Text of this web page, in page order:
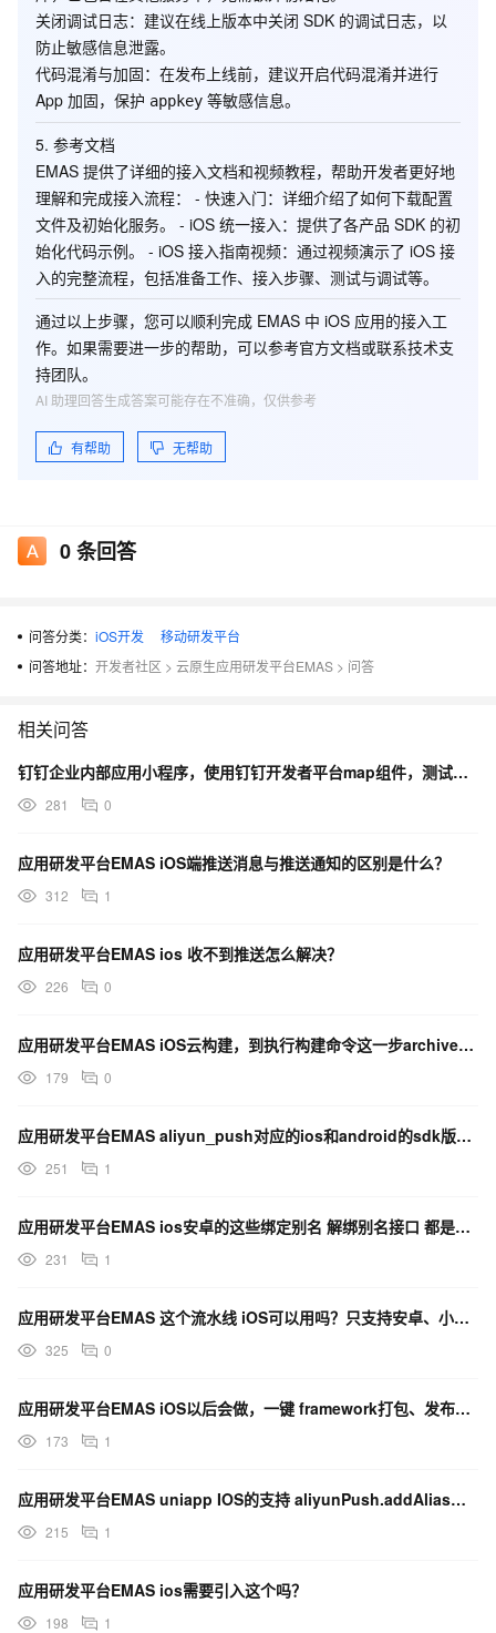
关闭调试日志：建议在线上版本中关闭 SDK 的调试日志，以
防止敏感信息泄露。
代码混淆与加固：在发布上线前，建议开启代码混淆并进行
App 加固，保护 appkey 等敏感信息。
5. 参考文档
EMAS 提供了详细的接入文档和视频教程，帮助开发者更好地
理解和完成接入流程： - 快速入门：详细介绍了如何下载配置
文件及初始化服务。 - iOS 统一接入：提供了各产品 SDK 的初
始化代码示例。 - iOS 接入指南视频：通过视频演示了 iOS 接
入的完整流程，包括准备工作、接入步骤、测试与调试等。
通过以上步骤，您可以顺利完成 EMAS 中 iOS 应用的接入工
作。如果需要进一步的帮助，可以参考官方文档或联系技术支
持团队。
有帮助 无帮助
AI 助理回答生成答案可能存在不准确，仅供参考
0条回答
问答分类： iOS开发
移动研发平台
问答地址： 开发者社区 > 云原生应用研发平台EMAS > 问答
相关问答
钉钉企业内部应用小程序，使用钉钉开发者平台map组件，测试发现，ios端不展示marker，安卓可以
281 0
应用研发平台EMAS iOS端推送消息与推送通知的区别是什么？
312 1
应用研发平台EMAS ios 收不到推送怎么解决？
226 0
应用研发平台EMAS iOS云构建，到执行构建命令这一步archive失败，怎么解决？
179 0
应用研发平台EMAS aliyun_push对应的ios和android的sdk版本，都是多少？
251 1
应用研发平台EMAS ios安卓的这些绑定别名 解绑别名接口 都是共用的吧？
231 1
应用研发平台EMAS 这个流水线 iOS可以用吗？只支持安卓、小程序？
325 0
应用研发平台EMAS iOS以后会做，一键 framework打包、发布正式版本？
173 1
应用研发平台EMAS uniapp IOS的支持 aliyunPush.addAlias这个吗？
215 1
应用研发平台EMAS ios需要引入这个吗？
198 1